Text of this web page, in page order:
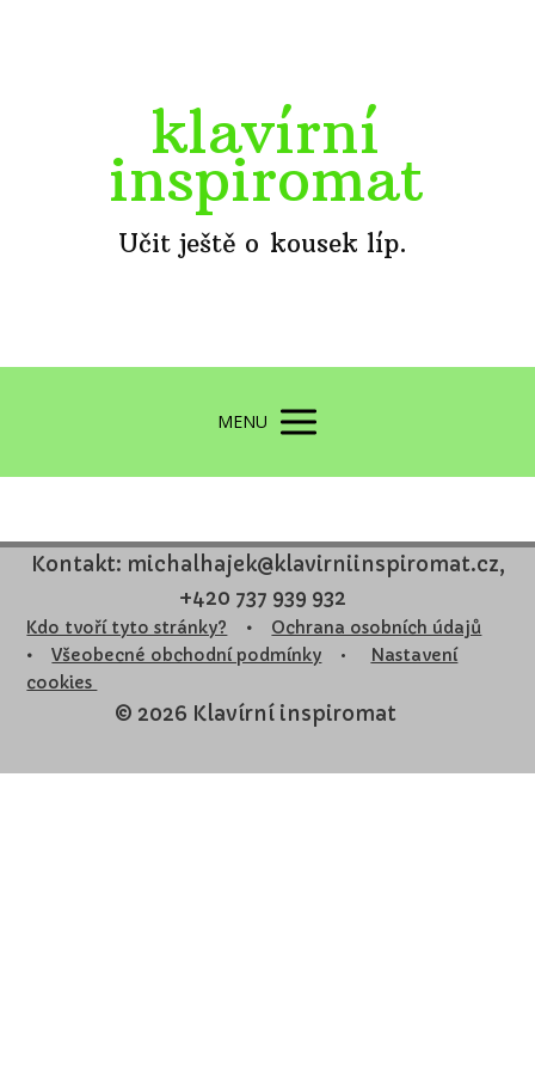
klavírní
inspiromat
Učit ještě o kousek líp.
MENU
Kontakt: michalhajek@klavirniinspiromat.cz,
+420 737 939 932
Kdo tvoří tyto stránky? •
Ochrana osobních údajů
•
Všeobecné obchodní podmínky • Nastavení
cookies
© 2026 Klavírní inspiromat